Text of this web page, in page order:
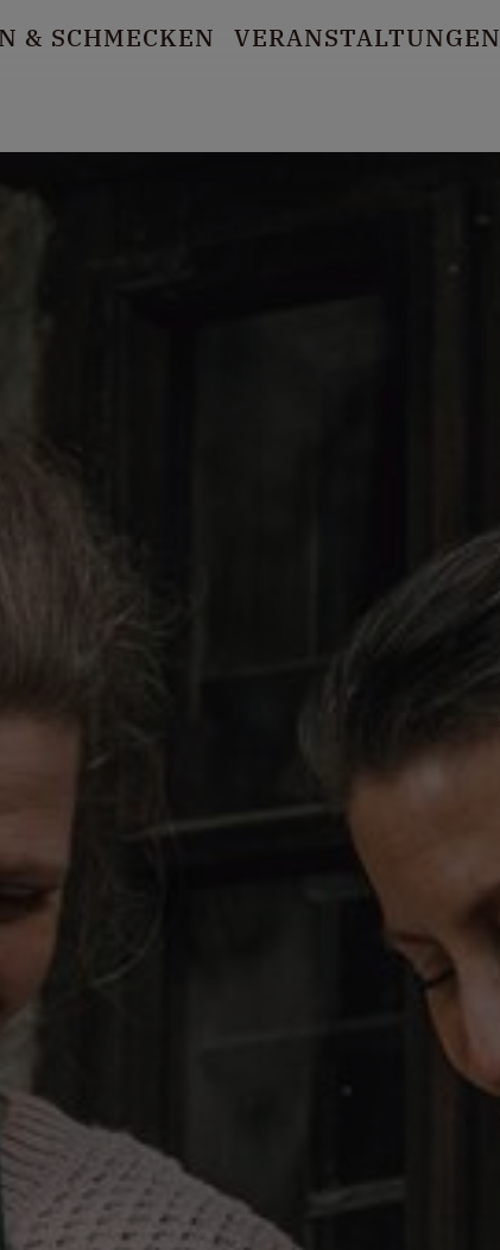
& SCHMECKEN VERANSTALTUNGEN